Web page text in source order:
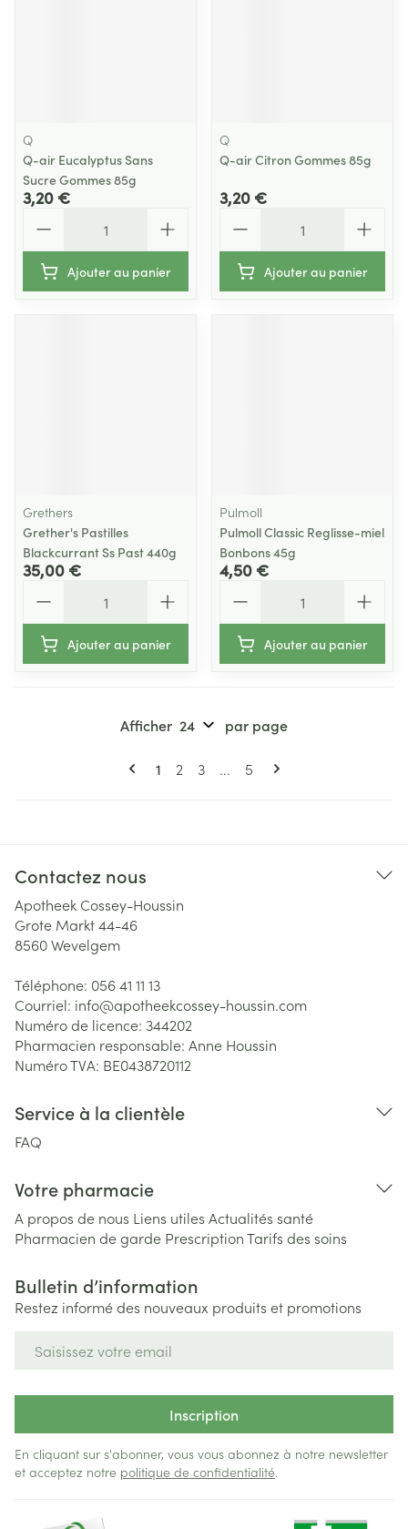
Q
Q-air Eucalyptus Sans
Sucre Gommes 85g
3,20 €
Ajouter au panier
Q
Q-air Citron Gommes 85g
3,20 €
Ajouter au panier
Grethers
Grether's Pastilles
Blackcurrant Ss Past 440g
35,00 €
Ajouter au panier
Pulmoll
Pulmoll Classic Reglisse-miel
Bonbons 45g
4,50 €
Ajouter au panier
Pages
Vous lisez actuellement la page
1 Page
2 Page
3 ... Page
5
Afficher par page
Contactez nous
Apotheek Cossey-Houssin
Grote Markt 44-46
8560Wevelgem
Téléphone: 056 41 11 13
Courriel: info@apotheekcossey-houssin.com
Numéro de licence: 344202
Pharmacien responsable: Anne Houssin
Numéro TVA: BE0438720112
Service à la clientèle
FAQ
Votre pharmacie
A propos de nous Liens utiles Actualités santé
Pharmacien de garde PrescriptionTarifs des soins
Bulletin d’information
Restez informé des nouveaux produits et promotions
Inscription
En cliquant sur s'abonner, vous vous abonnez à notre newsletter
et acceptez notre politique de confidentialité.